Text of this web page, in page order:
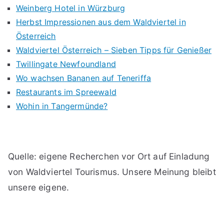
Weinberg Hotel in Würzburg
Herbst Impressionen aus dem Waldviertel in
Österreich
Waldviertel Österreich – Sieben Tipps für Genießer
Twillingate Newfoundland
Wo wachsen Bananen auf Teneriffa
Restaurants im Spreewald
Wohin in Tangermünde?
Quelle: eigene Recherchen vor Ort auf Einladung
von Waldviertel Tourismus. Unsere Meinung bleibt
unsere eigene.